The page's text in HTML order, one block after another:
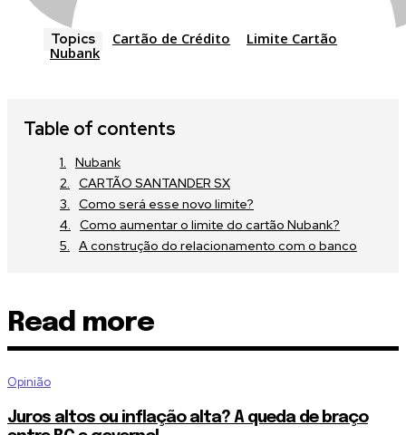
Topics Cartão de Crédito
Limite Cartão
Nubank
Table of contents
Nubank
CARTÃO SANTANDER SX
Como será esse novo limite?
Como aumentar o limite do cartão Nubank?
A construção do relacionamento com o banco
Read more
Opinião
Juros altos ou inflação alta? A queda de braço